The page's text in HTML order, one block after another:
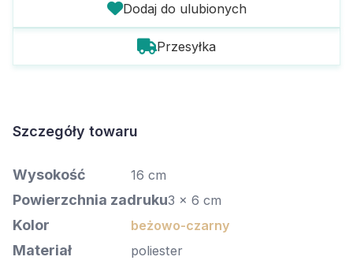
Dodaj do ulubionych
Przesyłka
Szczegóły towaru
Wysokość 16 cm
Powierzchnia zadruku3 x 6 cm
Kolor beżowo-czarny
Materiał poliester